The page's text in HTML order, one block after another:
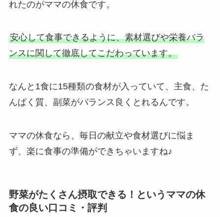
れたのがママの休食です。
安心して食事できるように、素材選びや栄養バラ
ンスに関して徹底してこだわっています。
なんと1食に15種類の食材が入っていて、主食、た
んぱく質、副菜がバランス良くとれるんです。
ママの休食なら、毎日の献立や食材選びに悩ま
ず、楽に食事の準備ができちゃいますね♪
野菜がたくさん摂取できる！というママの休
食の良い口コミ・評判